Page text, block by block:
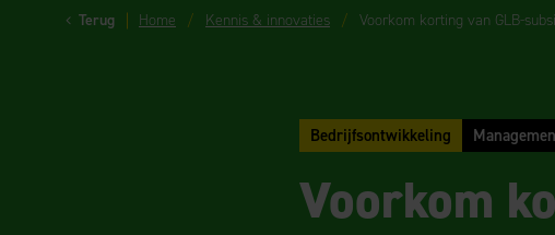
Terug Home Kennis & innovaties Voorkom korting van GLB-
Bedrijfsontwikkeling
Voorkom